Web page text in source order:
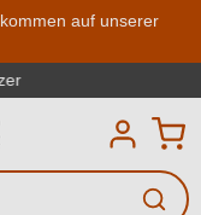
springen
auf unserer
Wein